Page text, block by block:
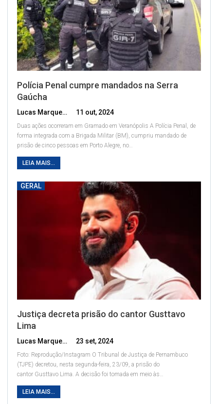
Polícia Penal cumpre mandados na Serra
Gaúcha
Lucas Marques 11 out, 2024
Duas ações ocorreram em Gramado em Veranópolis A Polícia Penal, de
forma integrada com a Brigada Militar (BM), cumpriu mandado de
prisão de cinco pessoas em Porto Alegre, no…
LEIA MAIS...
GERAL
Justiça decreta prisão do cantor Gusttavo
Lima
Lucas Marques 23 set, 2024
Foto: Reprodução/Instagram O Tribunal de Justiça de Pernambuco
(TJPE) decretou, nesta segunda-feira, 23/09, a prisão do
cantor Gusttavo Lima. A decisão foi tomada em meio às…
LEIA MAIS...